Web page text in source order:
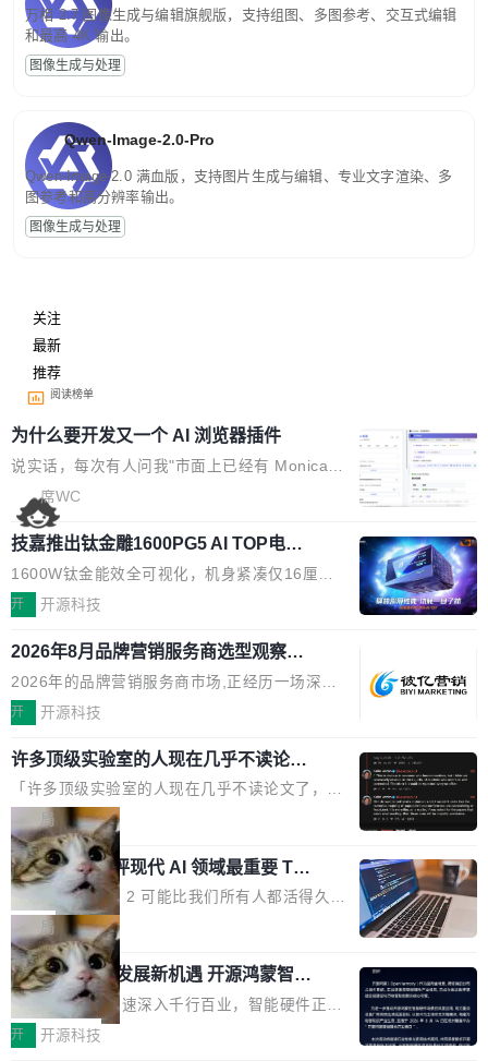
万相 2.7 图像生成与编辑旗舰版，支持组图、多图参考、交互式编辑
和最高 4K 输出。
图像生成与处理
Qwen-Image-2.0-Pro
Qwen-Image-2.0 满血版，支持图片生成与编辑、专业文字渲染、多
图参考和高分辨率输出。
图像生成与处理
关注
最新
推荐
阅读榜单
为什么要开发又一个 AI 浏览器插件
说实话，每次有人问我"市面上已经有 Monica、
Sider、Copilot for Chrome 这些 AI 浏览器插件
了，你为什么还要再做一个"，我都觉得这个问题
问得好。 因为我自己也是从用户变成开发者的。
现有产品的天花板 我用过不少 AI 浏览器插件。
刚开始觉得都挺好——选中一段文字，弹出解
要。但用久了你会发现，它们本质上都是同一类
东西：一个带网页上下文的聊天框。 它们能读取
页面的文本，然后把文本丢给大模型，再返回一
段回答。仅此而已。 这当然有用，但总觉得差点
意思。比如我在一个后台管理系统里，需要填50
个表单字段，每个字段还有联动逻辑；比如我
想...
席WC
技嘉推出钛金雕1600PG5 AI TOP电
源：为发烧级主机与本地AI算力打造旗
舰供电方案
1600W钛金能效全可视化，机身紧凑仅16厘米
继2026台北电脑展首度亮相后，技嘉科技近日正
电源专为发烧级DIY主机与本地AI算力平台打
造，整机长度仅16厘米，提供1600W额定功率
与80PLUS钛金能效；支持ATX 3.1与PCIe 5.1
规范，结合服务器级元件、完善供电线材与内置
实时LCD监控屏，可充分满足当下高阶PC主机
的严苛使用需求。 澎湃功率，紧凑机身 钛金雕1
600PG5 AI TOP具备强悍输出功率，同时实现
机身尺寸大幅精简。整机长度仅16厘米，属于同
功率段机身尺寸十分紧凑的1600W电源产品。小
巧机身有效提升市面主流标准A...
开 开源科技
2026年8月品牌营销服务商选型观察：
从流量思维到品牌资产思维的范式转移
2026年的品牌营销服务商市场,正经历一场深刻
的价值重构。全球全案品牌代理机构市场从2025
复合增长率达5.44%,预计2032年将突破120亿美
元。数字广告与公共关系相关服务市场更是从20
25年的8463亿美元扩张至2026年的8763亿美
元。数字的背后是一个清晰的事实——品牌对专
业化营销服务的需求从未如此迫切。 但市场扩容
的同时,服务商的竞争逻辑正在改变。2026年Top
Agency年度合辑的观察指出,“产品”这个离消费
者最近的载体,在整个品牌营销层面的权重显著变
高了。全域营销服务商的竞争正在从规模转向深
度,案例厚度、全域覆盖、多线协同...
开 开源科技
许多顶级实验室的人现在几乎不读论文
了
「许多顶级实验室的人现在几乎不读论文了，而
且他们认为 ICLR/ICML/NeurIPS 充斥着大量过
度宣传和欺诈。」 OpenAI 研究员 Keller Jorda
n 这条推文引发了广泛讨论。他不是在说风凉
话，他是说出了一个圈内人尽皆知但很少公开捅
破的事实。 Jordan 随后补充了一句软化声明：
「我不认为这些会议上大部分论文都在过度宣传
或造假。问题是，作为读者，如果你筛选出那些
看起来最令人兴奋的论文，那它们大部分都是过
度宣传的。」 这才是真正的痛点。不是所有论文
都有问题，是最吸引眼球的那批论文最有问题。
局
xAI 前工程师评现代 AI 领域最重要 Top
3 开源项目
Flash Attention 2 可能比我们所有人都活得久。
这句话不是来自某个技术博客，而是出自 Hieu
Pham 的一条推文。Hieu Pham 是谁？他是 xAI
的早期工程师之一，在 Grok 训练基础设施团队
工作过。近日他在 X 上发了一条帖子，列出了他
认为现代 AI 领域最重要的三个开源项目。 第一
局
共商智能硬件发展新机遇 开源鸿蒙智能
硬件开发者日杭州站即将举行
随着万物智联加速深入千行百业，智能硬件正从
单点设备迈向智能化、网联化、协同化发展。作
开 开源科技